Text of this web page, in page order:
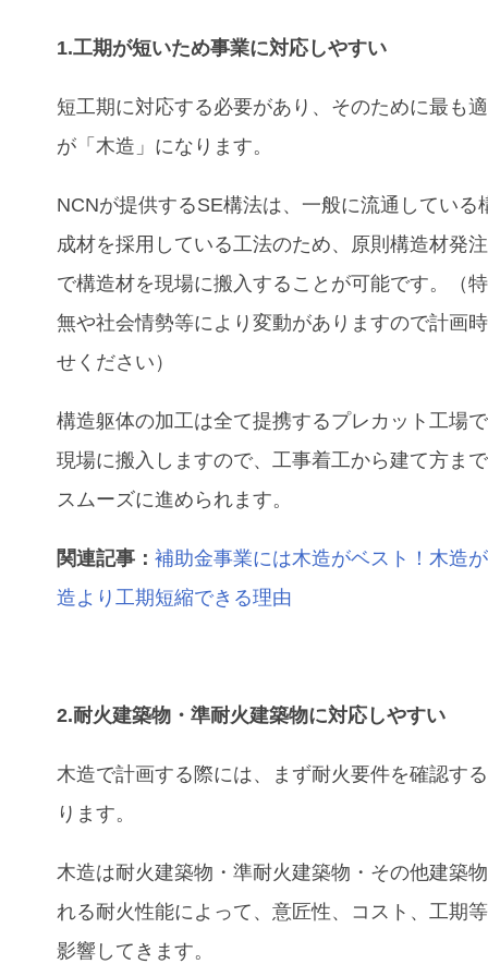
1.工期が短いため事業に対応しやすい
短工期に対応する必要があり、そのために最も
が「木造」になります。
NCNが提供するSE構法は、一般に流通している
成材を採用している工法のため、原則構造材発
で構造材を現場に搬入することが可能です。（
無や社会情勢等により変動がありますので計画
せください）
構造躯体の加工は全て提携するプレカット工場
現場に搬入しますので、工事着工から建て方ま
スムーズに進められます。
関連記事：補助金事業には木造がベスト！木造
造より工期短縮できる理由
2.耐火建築物・準耐火建築物に対応しやすい
木造で計画する際には、まず耐火要件を確認す
ります。
木造は耐火建築物・準耐火建築物・その他建築
れる耐火性能によって、意匠性、コスト、工期
影響してきます。